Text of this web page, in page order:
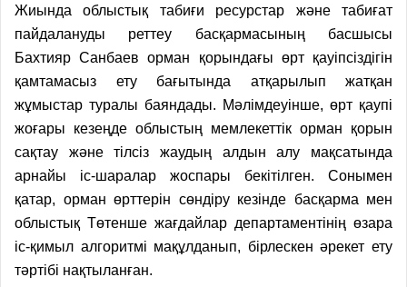
Жиында облыстық табиғи ресурстар және табиғат
пайдалануды реттеу басқармасының басшысы
Бахтияр Санбаев орман қорындағы өрт қауіпсіздігін
қамтамасыз ету бағытында атқарылып жатқан
жұмыстар туралы баяндады. Мәлімдеуінше, өрт қаупі
жоғары кезеңде облыстың мемлекеттік орман қорын
сақтау және тілсіз жаудың алдын алу мақсатында
арнайы іс-шаралар жоспары бекітілген. Сонымен
қатар, орман өрттерін сөндіру кезінде басқарма мен
облыстық Төтенше жағдайлар департаментінің өзара
іс-қимыл алгоритмі мақұлданып, бірлескен әрекет ету
тәртібі нақтыланған.